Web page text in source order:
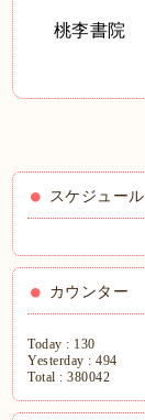
桃李書院
スケジュール
カウンター
Today : 130
Yesterday :494
Total :380042